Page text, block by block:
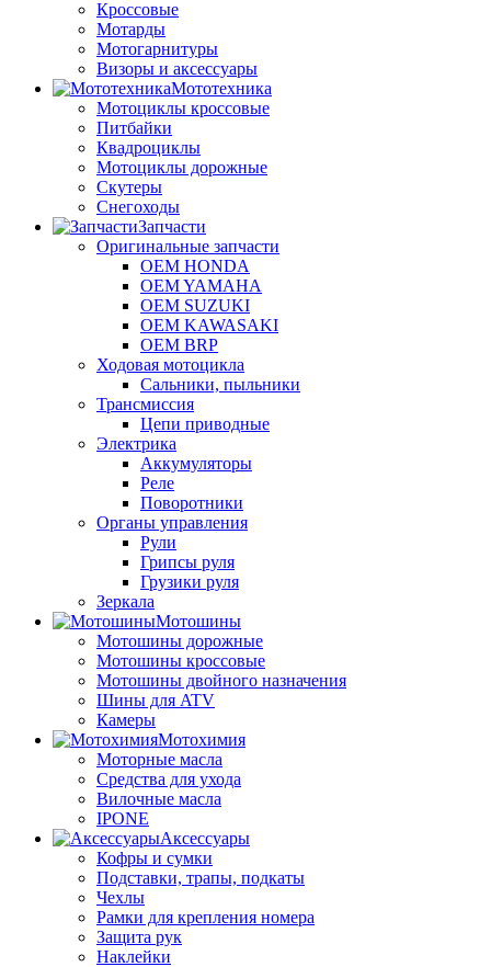
Кроссовые
Мотарды
Мотогарнитуры
Визоры и аксессуары
Мототехника
Мотоциклы кроссовые
Питбайки
Квадроциклы
Мотоциклы дорожные
Скутеры
Снегоходы
Запчасти
Оригинальные запчасти
OEM HONDA
OEM YAMAHA
OEM SUZUKI
OEM KAWASAKI
OEM BRP
Ходовая мотоцикла
Сальники, пыльники
Трансмиссия
Цепи приводные
Электрика
Аккумуляторы
Реле
Поворотники
Органы управления
Рули
Грипсы руля
Грузики руля
Зеркала
Мотошины
Мотошины дорожные
Мотошины кроссовые
Мотошины двойного назначения
Шины для ATV
Камеры
Мотохимия
Моторные масла
Средства для ухода
Вилочные масла
IPONE
Аксессуары
Кофры и сумки
Подставки, трапы, подкаты
Чехлы
Рамки для крепления номера
Защита рук
Наклейки